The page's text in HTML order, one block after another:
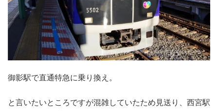
御影駅で直通特急に乗り換え。
と言いたいところですが混雑していたため見送り、西宮駅